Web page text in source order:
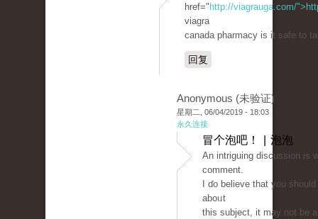
href=" http://viagrauga.com/
viagra
canada pharmacy is it safe to
回复
Anonymous (未验证)
星期二, 06/04/2019 - 18:03
永久连接
冒个泡吧！ | 泡泡
An intriguing discussion іѕ
сomment.
I ɗo believe that you should
aboᥙt
thiѕ subject, it may not bе